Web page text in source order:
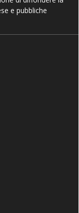
e pubbliche